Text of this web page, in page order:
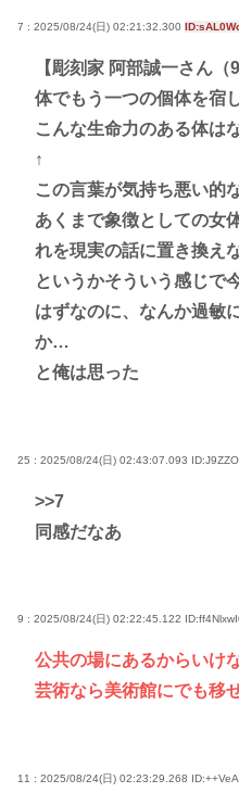
7 : 2025/08/24(日) 02:21:32.300
【彫刻家 阿部誠一さん
体でもう一つの個体を宿
こんな生命力のある体は
↑
この言葉が気持ち悪い的
あくまで象徴としての女
れを現実の話に置き換え
というかそういう感じで
はずなのに、なんか過敏
か…
と俺は思った
25 : 2025/08/24(日) 02:43:07.093
>>7
同感だなあ
9 : 2025/08/24(日) 02:22:45.122
公共の場にあるからいけ
芸術なら美術館にでも移
11 : 2025/08/24(日) 02:23:29.268